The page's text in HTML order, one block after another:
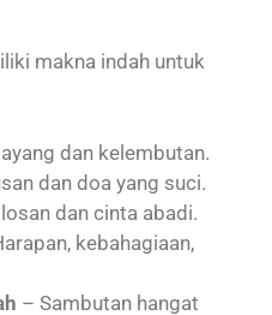
makna indah untuk
dan kelembutan.
dan doa yang suci.
dan cinta abadi.
kebahagiaan,
– Sambutan hangat